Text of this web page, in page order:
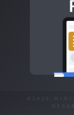
©2026